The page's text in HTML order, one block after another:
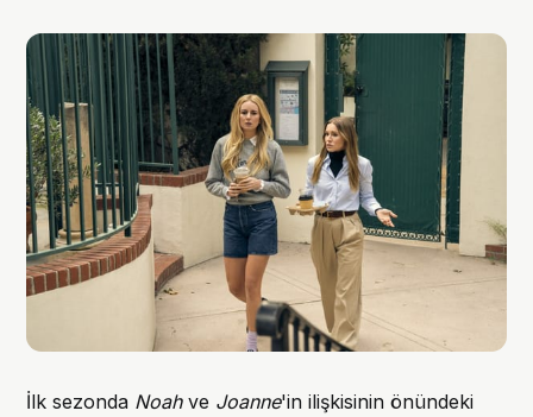
İlk sezonda Noahve Joanne'in ilişkisinin önündeki